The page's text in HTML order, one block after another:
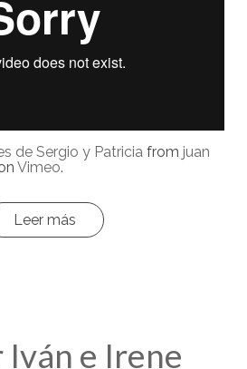
de Sergio y Patricia from juan
Vimeo.
Leer más
e Irene